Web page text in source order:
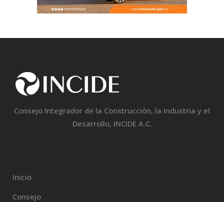
Consejo Integrador de la Construcción, la Industria y el
Desarrollo, INCIDE A.C.
Inicio
Consejo